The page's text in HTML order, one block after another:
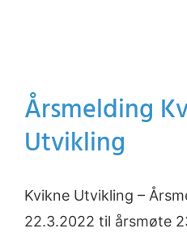
Årsmelding
Utvikling
Kvikne Utvikling –
22.3.2022 til årsmøte